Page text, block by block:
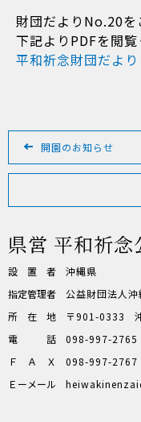
財団だよりNo.20を
下記よりPDFを閲覧
平和祈念財団だよ
投
ナ
ゲ
シ
ョ
ン
開園のお知らせ
県営 平和祈念
設置者 沖縄県
指定管理者
公益財団法人
所在地
〒901-0333
電話098-997-2765
ＦＡＸ 098-997-2767
Ｅーメール